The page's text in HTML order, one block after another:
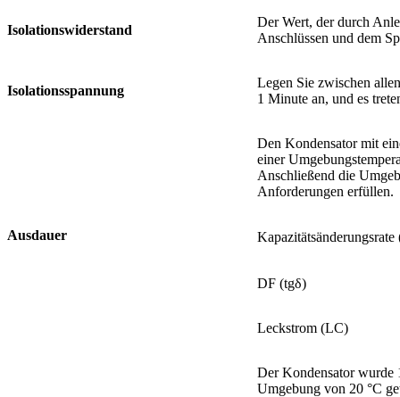
Isolationswiderstand
Der Wert, der durch
Anschlüssen und dem
Isolationsspannung
Legen Sie zwischen
1 Minute an, und es
Ausdauer
Den Kondensator mit
einer
Anschließend die
Anforderungen erfüllen.
DF (tgδ)
Leckstrom (LC)
Der Kondensator wurde
Umgebung von 20 °C